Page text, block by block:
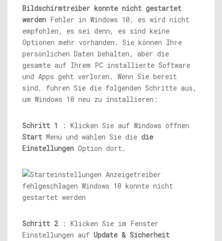
Bildschirmtreiber konnte nicht gestartet
werden Fehler in Windows 10, es wird nicht
empfohlen, es sei denn, es sind keine
Optionen mehr vorhanden. Sie können Ihre
persönlichen Daten behalten, aber die
gesamte auf Ihrem PC installierte Software
und Apps geht verloren. Wenn Sie bereit
sind, führen Sie die folgenden Schritte aus,
um Windows 10 neu zu installieren:
Schritt 1
: Klicken Sie auf Windows öffnen
Start Menü und wählen Sie die die
Einstellungen Option dort.
Schritt 2: Klicken Sie im Fenster
Einstellungen auf Update & Sicherheit